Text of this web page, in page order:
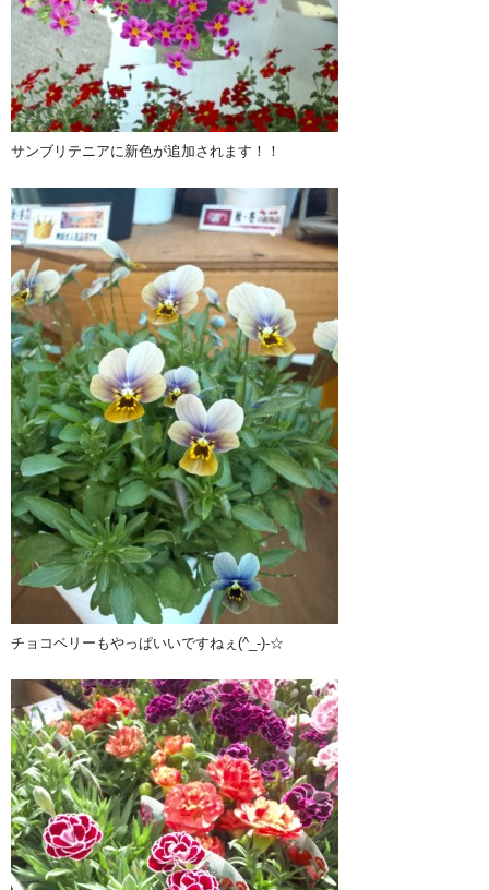
サンブリテニアに新色が追加されます！！
チョコベリーもやっぱいいですねぇ(^_-)-☆